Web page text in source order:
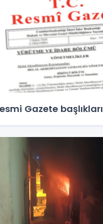
Gazete başlıkları